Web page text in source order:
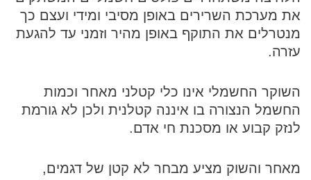
את מערכת השרירים באופן מסיבי ומידי ועצם כך
מנטרלים את התוקף באופן מהיר וזמני עד להגעת
עזרה.
השוקר החשמלי אינו כלי קטלני מאחר וכמות
החשמל הנצורה בו איננה קטלנית ולכן לא גורמת
לנזק קבוע או מסכנת חי אדם.
מאחר והשוק מציע מבחר לא קטן של דגמים,